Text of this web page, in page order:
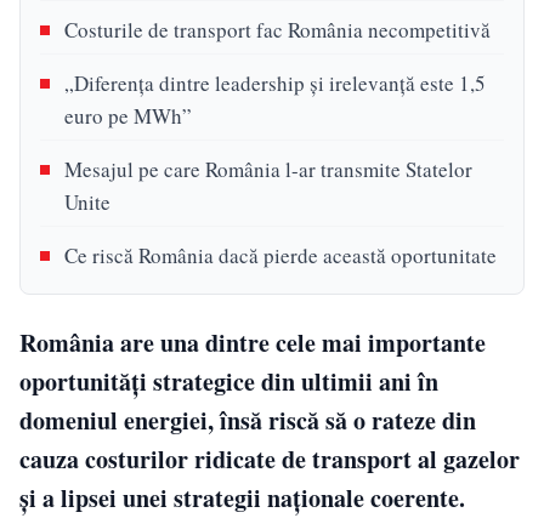
Costurile de transport fac România necompetitivă
„Diferența dintre leadership și irelevanță este 1,5
euro pe MWh”
Mesajul pe care România l-ar transmite Statelor
Unite
Ce riscă România dacă pierde această oportunitate
România are una dintre cele mai importante
oportunități strategice din ultimii ani în
domeniul energiei, însă riscă să o rateze din
cauza costurilor ridicate de transport al gazelor
și a lipsei unei strategii naționale coerente.